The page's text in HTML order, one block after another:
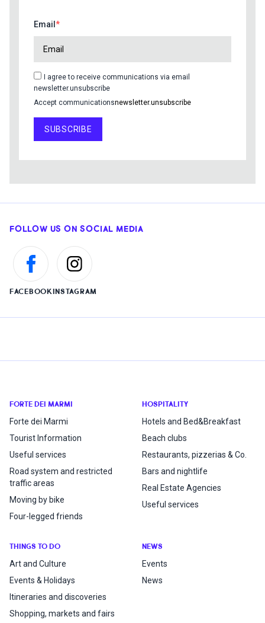
Email
I agree to receive communications via email
newsletter.unsubscribe
Accept communicationsnewsletter.unsubscribe
SUBSCRIBE
FOLLOW US ON SOCIAL MEDIA
FACEBOOKINSTAGRAM
FORTE DEI MARMI
Forte dei Marmi
Tourist Information
Useful services
Road system and restricted
traffic areas
Moving by bike
Four-legged friends
HOSPITALITY
Hotels and Bed&Breakfast
Beach clubs
Restaurants, pizzerias & Co.
Bars and nightlife
Real Estate Agencies
Useful services
THINGS TO DO
Art and Culture
Events & Holidays
Itineraries and discoveries
Shopping, markets and fairs
NEWS
Events
News